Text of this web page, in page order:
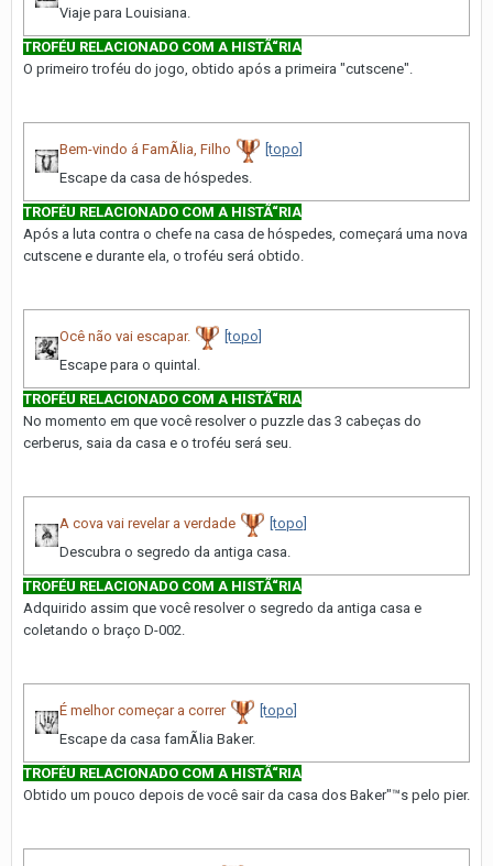
Viaje para Louisiana.
TROFÉU RELACIONADO COM A HISTÃ“RIA
O primeiro troféu do jogo, obtido após a primeira "cutscene".
Bem-vindo á FamÃ­lia, Filho
[topo]
Escape da casa de hóspedes.
TROFÉU RELACIONADO COM A HISTÃ“RIA
Após a luta contra o chefe na casa de hóspedes, começará uma nova
cutscene e durante ela, o troféu será obtido.
Ocê não vai escapar.
[topo]
Escape para o quintal.
TROFÉU RELACIONADO COM A HISTÃ“RIA
No momento em que você resolver o puzzle das 3 cabeças do
cerberus, saia da casa e o troféu será seu.
A cova vai revelar a verdade
[topo]
Descubra o segredo da antiga casa.
TROFÉU RELACIONADO COM A HISTÃ“RIA
Adquirido assim que você resolver o segredo da antiga casa e
coletando o braço D-002.
É melhor começar a correr
[topo]
Escape da casa famÃ­lia Baker.
TROFÉU RELACIONADO COM A HISTÃ“RIA
Obtido um pouco depois de você sair da casa dos Baker"™s pelo pier.